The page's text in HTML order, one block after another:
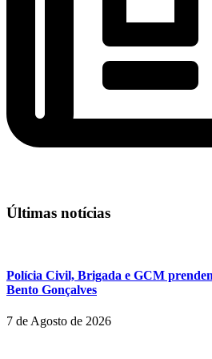
Últimas notícias
Polícia Civil, Brigada e GCM
Bento Gonçalves
7 de Agosto de 2026